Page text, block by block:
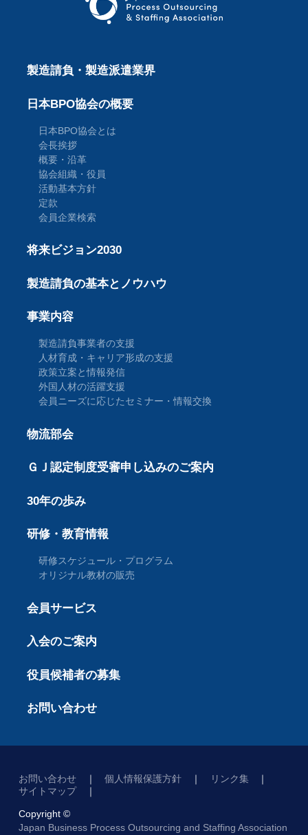
製造請負・製造派遣業界
日本BPO協会の概要
日本BPO協会とは
会長挨拶
概要・沿革
協会組織・役員
活動基本方針
定款
会員企業検索
将来ビジョン2030
製造請負の基本とノウハウ
事業内容
製造請負事業者の支援
人材育成・キャリア形成の支援
政策立案と情報発信
外国人材の活躍支援
会員ニーズに応じたセミナー・情報交換
物流部会
ＧＪ認定制度受審申し込みのご案内
30年の歩み
研修・教育情報
研修スケジュール・プログラム
オリジナル教材の販売
会員サービス
入会のご案内
役員候補者の募集
お問い合わせ
お問い合わせ 個人情報保護方針
リンク集
サイトマップ
Copyright ©
Japan Business Process Outsourcing and Staffing Association